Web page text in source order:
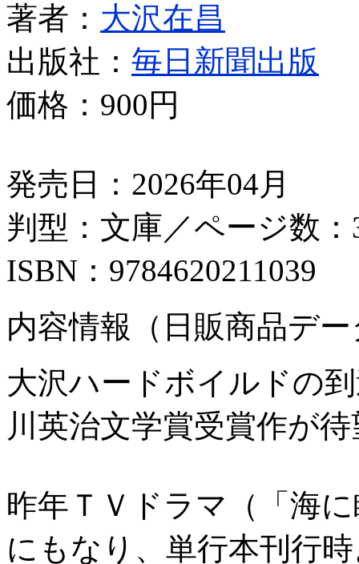
著者： 大沢在昌
出版社： 毎日新聞出版
価格： 900円
発売日：2026年04月
判型：文庫／ページ数：
ISBN：9784620211039
内容情報（日販商品デ
大沢ハードボイルドの
川英治文学賞受賞作が
昨年ＴＶドラマ（「海
にもなり、単行本刊行